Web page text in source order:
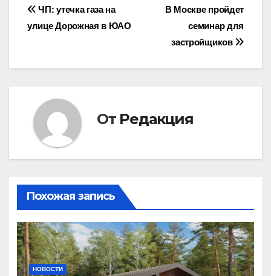
Навигация
по
записям
В Москве пройдет
семинар для
застройщиков
ЧП: утечка газа на
улице Дорожная в ЮАО
От Редакция
Похожая запись
НОВОСТИ